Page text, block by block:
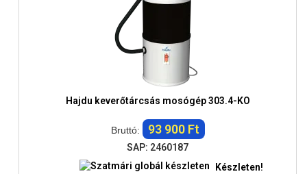
Hajdu keverőtárcsás mosógép 303.4-KO
Bruttó: 93 900 Ft
SAP: 2460187
Készleten!